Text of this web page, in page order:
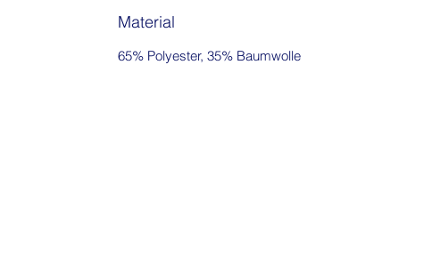
Material
65% Polyester, 35% Baumwolle